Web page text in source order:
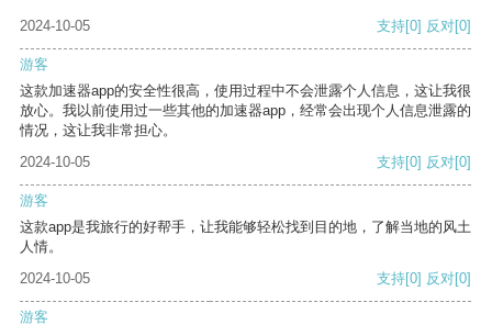
2024-10-05 支持[0] 反对[0]
游客
这款加速器app的安全性很高，使用过程中不会泄露个人信息，这让我很
放心。我以前使用过一些其他的加速器app，经常会出现个人信息泄露的
情况，这让我非常担心。
2024-10-05
支持[0] 反对[0]
游客
这款app是我旅行的好帮手，让我能够轻松找到目的地，了解当地的风土
人情。
2024-10-05
支持[0] 反对[0]
游客